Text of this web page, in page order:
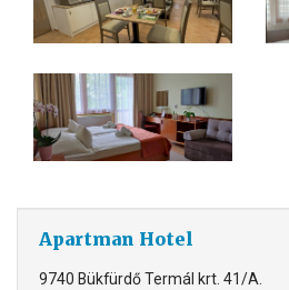
Apartman Hotel
9740 Bükfürdő Termál krt. 41/A.